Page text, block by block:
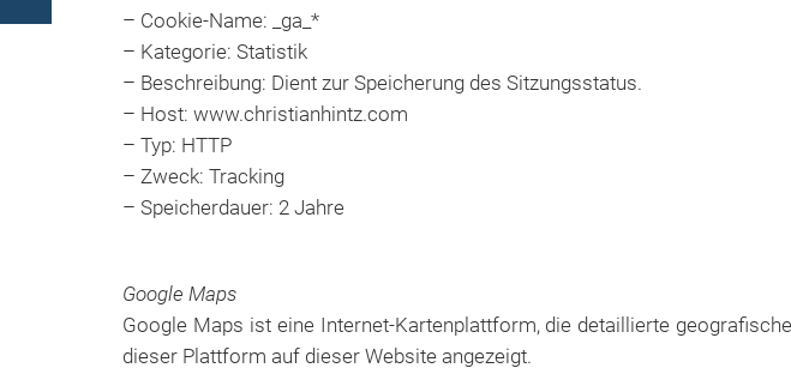
– Cookie-Name: _ga_*
– Kategorie: Statistik
– Beschreibung: Dient zur Speicherung des Sitzungsstatus.
– Host: www.christianhintz.com
– Typ: HTTP
– Zweck: Tracking
– Speicherdauer: 2 Jahre
Google Maps
Google Maps ist eine Internet-Kartenplattform, die detaillierte
dieser Plattform auf dieser Website angezeigt.